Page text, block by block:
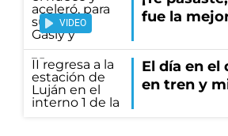
VIDEO
fue la
El día en el
en tren y